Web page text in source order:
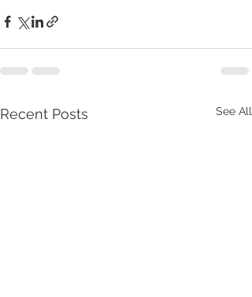
Recent Posts See All